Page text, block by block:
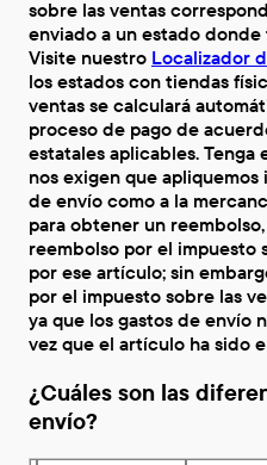
sobre las ventas
enviado a un estado
Visite nuestro Localizador
los estados con tiendas
ventas se calculará
proceso de pago de
estatales aplicables. Tenga
nos exigen que
de envío como a la
para obtener un
reembolso por el impuesto
por ese artículo; sin
por el impuesto sobre las
ya que los gastos de envío
vez que el artículo ha sido
¿Cuáles son las
envío?